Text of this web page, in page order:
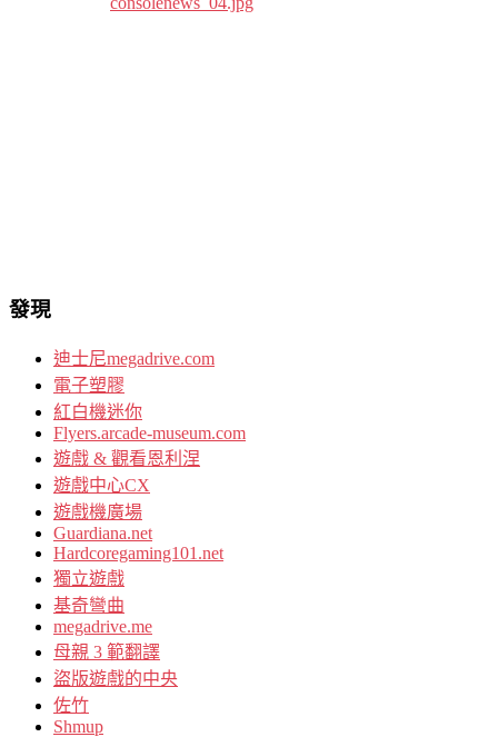
發現
迪士尼megadrive.com
電子塑膠
紅白機迷你
Flyers.arcade-museum.com
遊戲 & 觀看恩利涅
遊戲中心CX
遊戲機廣場
Guardiana.net
Hardcoregaming101.net
獨立遊戲
基奇彎曲
megadrive.me
母親 3 範翻譯
盜版遊戲的中央
佐竹
Shmup